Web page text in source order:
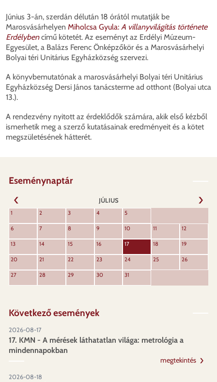
Június 3-án, szerdán délután 18 órától mutatják be
Marosvásárhelyen Miholcsa Gyula: A villanyvilágítás története
Erdélyben című kötetét. Az eseményt az Erdélyi Múzeum-
Egyesület, a Balázs Ferenc Önképzőkör és a Marosvásárhelyi
Bolyai téri Unitárius Egyházközség szervezi.
A könyvbemutatónak a marosvásárhelyi Bolyai téri Unitárius
Egyházközség Dersi János tanácsterme ad otthont (Bolyai utca
13.).
A rendezvény nyitott az érdeklődők számára, akik első kézből
ismerhetik meg a szerző kutatásainak eredményeit és a kötet
megszületésének hátterét.
Eseménynaptár
ELŐZŐ
JÚLIUS
1 2 3 4 5
6 7 8 9 10 11 12
13 14 15 16 17 18 19
20 21 22 23 24 25 26
27 28 29 30 31
Következő események
2026-08-17
17. KMN - A mérések láthatatlan világa: metrológia a
mindennapokban
megtekintés
2026-08-18